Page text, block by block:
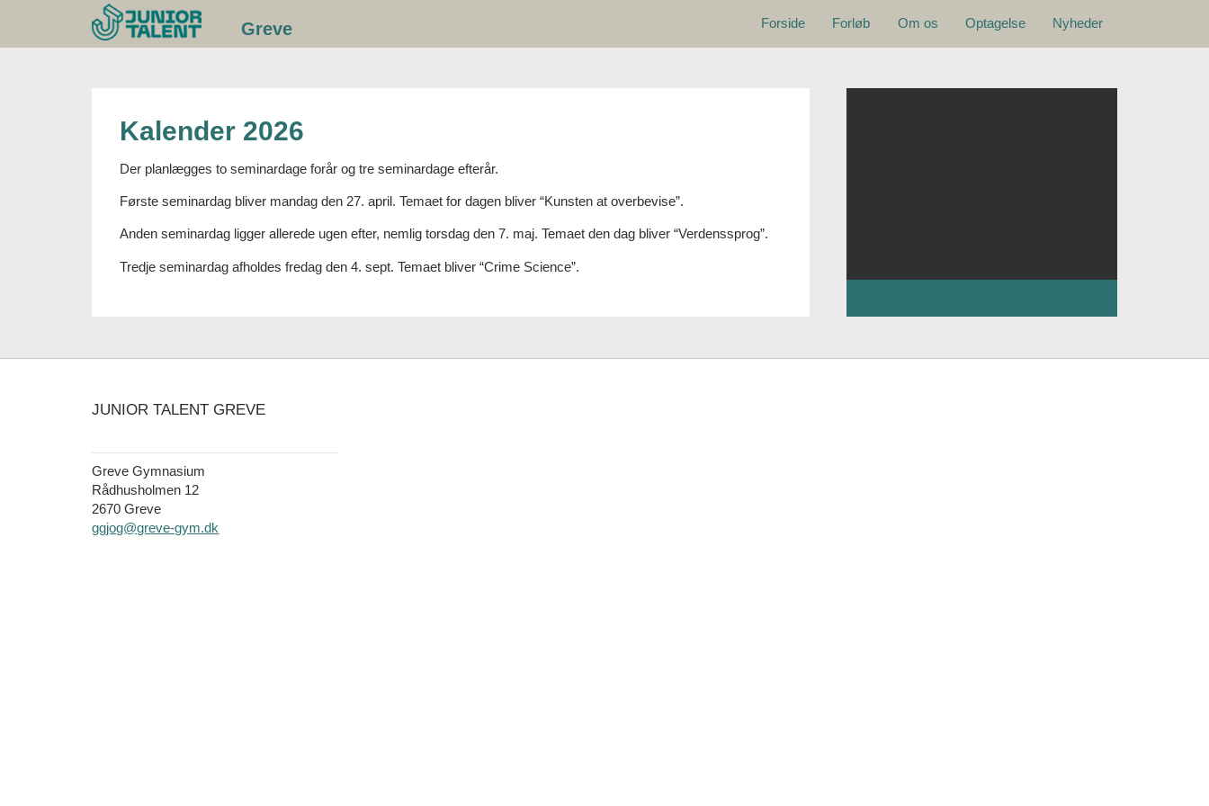
indhold
Greve
Forside
Forløb Om os Optagelse Nyheder
Kalender 2026
Der planlægges to seminardage forår og tre seminardage efterår.
Første seminardag bliver mandag den 27. april. Temaet for dagen bliver “Kunsten at overbevise”.
Anden seminardag ligger allerede ugen efter, nemlig torsdag den 7. maj. Temaet den dag bliver “Verdenssprog”.
Tredje seminardag afholdes fredag den 4. sept. Temaet bliver “Crime Science”.
JUNIOR TALENT GREVE
Greve Gymnasium
Rådhusholmen 12
2670 Greve
ggjog@greve-gym.dk